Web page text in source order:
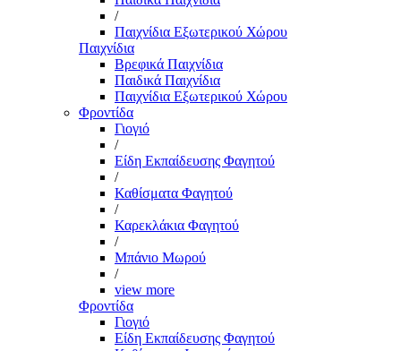
/
Παιχνίδια Εξωτερικού Χώρου
Παιχνίδια
Βρεφικά Παιχνίδια
Παιδικά Παιχνίδια
Παιχνίδια Εξωτερικού Χώρου
Φροντίδα
Γιογιό
/
Είδη Εκπαίδευσης Φαγητού
/
Καθίσματα Φαγητού
/
Καρεκλάκια Φαγητού
/
Μπάνιο Μωρού
/
view more
Φροντίδα
Γιογιό
Είδη Εκπαίδευσης Φαγητού